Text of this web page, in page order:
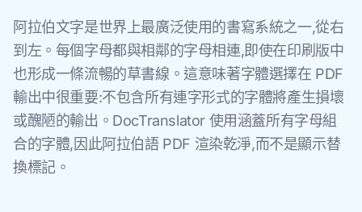
阿拉伯文字是世界上最廣泛使用的書寫系統之一,從右
到左。每個字母都與相鄰的字母相連,即使在印刷版中
也形成一條流暢的草書線。這意味著字體選擇在 PDF
輸出中很重要:不包含所有連字形式的字體將產生損壞
或醜陋的輸出。DocTranslator 使用涵蓋所有字母組
合的字體,因此阿拉伯語 PDF 渲染乾淨,而不是顯示替
換標記。